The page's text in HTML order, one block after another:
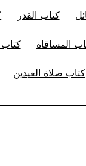
كتاب القدر
المساقاة كتاب
كتاب صلاة العيدين